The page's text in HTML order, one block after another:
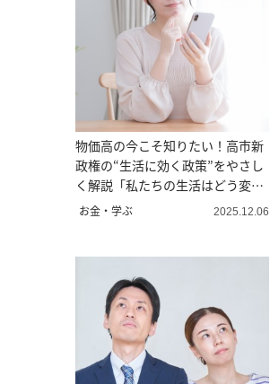
物価高の今こそ知りたい！高市新
政権の“生活に効く政策”をやさし
く解説「私たちの生活はどう変わ
る？」
お金・学ぶ 2025.12.06